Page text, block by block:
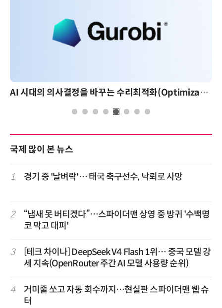
AI 시대의 의사결정을 바꾸는 수리최적화(Optimization): 실제 산업 적용 사례와 활용 전략
국제 많이 본 뉴스
1 경기 중 '날벼락'… 태국 축구선수, 낙뢰로 사망
2
“냄새 못 버티겠다”…스파이더맨 상영 중 방귀 '수백명
코 막고 대피'
3
[테크 차이나] DeepSeek V4 Flash 1위… 중국 모델 강
세 지속(OpenRouter 주간 AI 모델 사용량 순위)
4
거미줄 쏘고 자동 회수까지…현실판 스파이더맨 웹 슈
터